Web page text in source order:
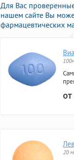
Для Вас
нашем сайте Вы
фармацевтических
20